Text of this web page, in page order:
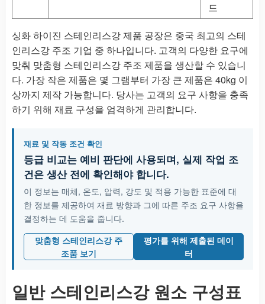
드
싱화 하이진 스테인리스강 제품 공장은 중국 최고의 스테
인리스강 주조 기업 중 하나입니다. 고객의 다양한 요구에
맞춰 맞춤형 스테인리스강 주조 제품을 생산할 수 있습니
다. 가장 작은 제품은 몇 그램부터 가장 큰 제품은 40kg 이
상까지 제작 가능합니다. 당사는 고객의 요구 사항을 충족
하기 위해 재료 구성을 엄격하게 관리합니다.
재료 및 작동 조건 확인
등급 비교는 예비 판단에 사용되며, 실제 작업 조
건은 생산 전에 확인해야 합니다.
이 정보는 매체, 온도, 압력, 강도 및 적용 가능한 표준에 대
한 정보를 제공하여 재료 방향과 그에 따른 주조 요구 사항을
결정하는 데 도움을 줍니다.
맞춤형 스테인리스강 주
조품 보기
평가를 위해 제출된 데이
터
일반 스테인리스강 원소 구성표